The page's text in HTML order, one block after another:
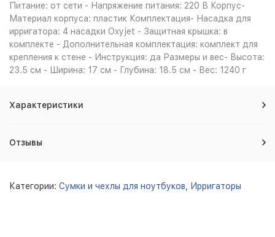
Питание: от сети - Напряжение питания: 220 В Корпус-
Материал корпуса: пластик Комплектация- Насадка для
ирригатора: 4 насадки Oxyjet - Защитная крышка: в
комплекте - Дополнительная комплектация: комплект для
крепления к стене - Инструкция: да Размеры и вес- Высота:
23.5 см - Ширина: 17 см - Глубина: 18.5 см - Вес: 1240 г
Характеристики
Отзывы
Категории: Сумки и чехлы для ноутбуков Ирригаторы